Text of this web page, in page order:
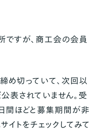
ですが、商工会の会員
切っていて、次回以
表されていません。受
間ほどと募集期間が非
イトをチェックしてみて